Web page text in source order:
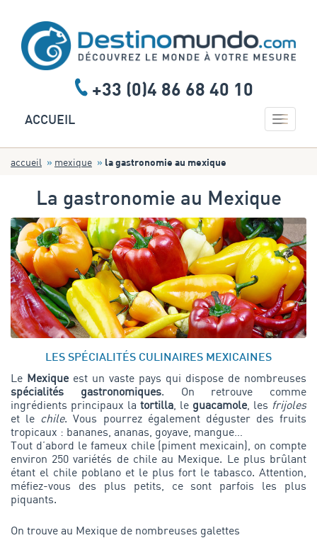
+33 (0)4 86 68 40 10
Toggle
ACCUEIL
accueil mexique la gastronomie au mexique
La gastronomie au Mexique
LES SPÉCIALITÉS CULINAIRES MEXICAINES
Le Mexiqueest un vaste pays qui dispose de nombreuses
spécialités gastronomiques. On retrouve comme
ingrédients principaux la tortilla, le guacamole, les frijoles
et le chile. Vous pourrez également déguster des fruits
tropicaux : bananes, ananas, goyave, mangue…
Tout d’abord le fameux chile (piment mexicain), on compte
environ 250 variétés de chile au Mexique. Le plus brûlant
étant el chile poblano et le plus fort le tabasco. Attention,
méfiez-vous des plus petits, ce sont parfois les plus
piquants.
On trouve au Mexique de nombreuses galettes